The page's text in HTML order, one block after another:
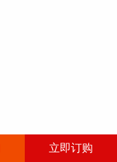
立即订购